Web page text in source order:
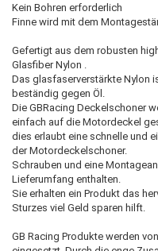
Kein Bohren erforderlich
Finne wird mit dem
Gefertigt aus dem robusten
Glasfiber Nylon .
Das glasfaserverstärkte Nylon
beständig gegen Öl.
Die GBRacing Deckelschoner
einfach auf die Motordeckel
dies erlaubt eine schnelle und
der Motordeckelschoner.
Schrauben und eine
Lieferumfang enthalten.
Sie erhalten ein Produkt das
Sturzes viel Geld sparen hilft.
GB Racing Produkte werden